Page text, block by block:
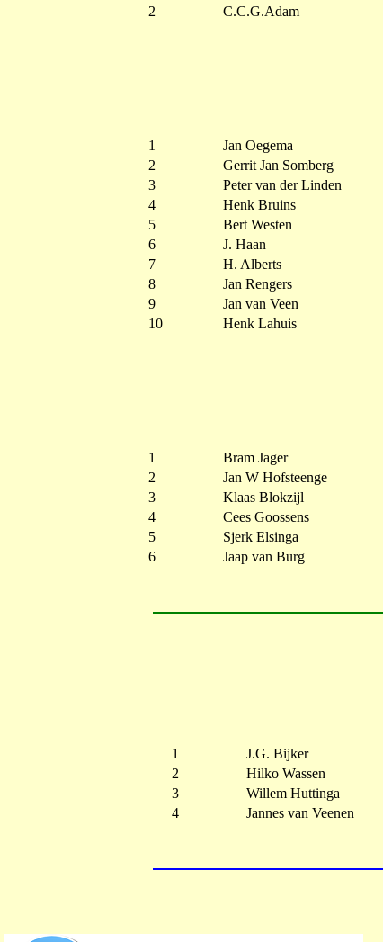
2
C.C.G.Adam
1 Jan Oegema
2
Gerrit Jan Somberg
3
Peter van der Linden
4
Henk Bruins
5
Bert Westen
6
J. Haan
7
H. Alberts
8
Jan Rengers
9
Jan van Veen
10
Henk Lahuis
1 Bram Jager
2
Jan W Hofsteenge
3
Klaas Blokzijl
4
Cees Goossens
5
Sjerk Elsinga
6
Jaap van Burg
1 J.G. Bijker
2
Hilko Wassen
3
Willem Huttinga
4
Jannes van Veenen